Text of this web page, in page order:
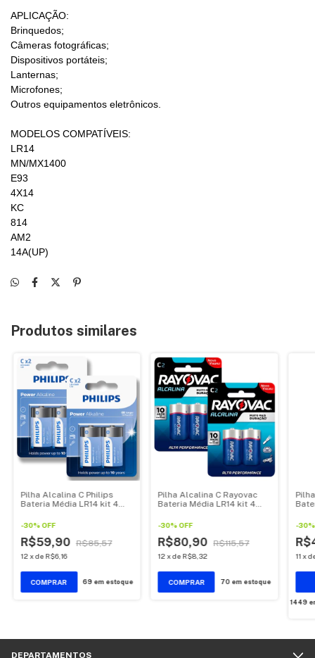
APLICAÇÃO:
Brinquedos;
Câmeras fotográficas;
Dispositivos portáteis;
Lanternas;
Microfones;
Outros equipamentos eletrônicos.
MODELOS COMPATÍVEIS:
LR14
MN/MX1400
E93
4X14
KC
814
AM2
14A(UP)
Produtos similares
Pilha Alcalina C Philips
Bateria Média LR14 kit 4
-30%OFF
R$59,90 R$85,57
12xdeR$6,16
69 em estoque
Pilha Alcalina C Rayovac
Bateria Média LR14 kit 4
-30%OFF
R$80,90 R$115,57
12 xdeR$8,32
70 em estoque
-30
11x
1449
DEPARTAMENTOS